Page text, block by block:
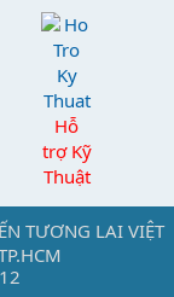
Hỗ
trợ Kỹ
Thuật
TƯƠNG LAI VIỆT